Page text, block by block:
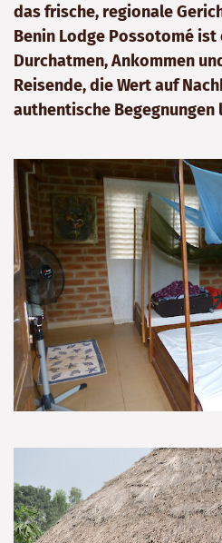
das frische, regionale
Benin Lodge Possotomé ist
Durchatmen, Ankommen
Reisende, die Wert auf
authentische Begegnungen